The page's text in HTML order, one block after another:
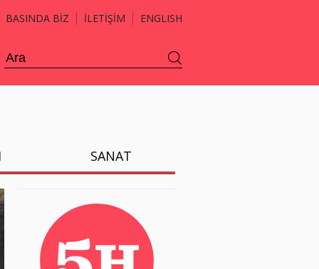
BASINDA BİZ İLETİŞİM ENGLISH
SANAT